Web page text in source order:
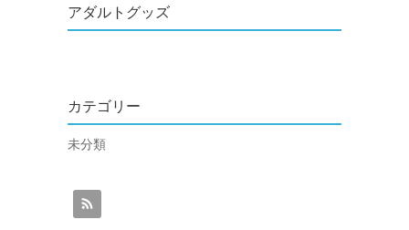
アダルトグッズ
カテゴリー
未分類